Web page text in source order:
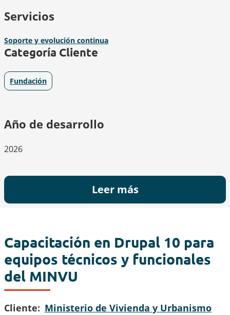
Servicios
Soporte y evolución continua
Categoría Cliente
Fundación
Año de desarrollo
2026
Leer más
Capacitación en Drupal 10 para
equipos técnicos y funcionales
del MINVU
Cliente Ministerio de Vivienda y Urbanismo